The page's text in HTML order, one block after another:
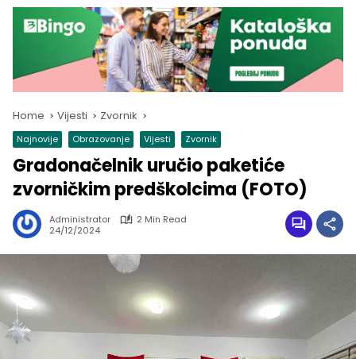
Home Vijesti Zvornik
Najnovije Obrazovanje Vijesti Zvornik
Gradonačelnik uručio paketiće
zvorničkim predškolcima (FOTO)
Administrator
2 Min Read
24/12/2024